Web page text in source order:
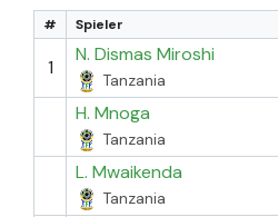
# Spieler
1
N. Dismas Miroshi
Tanzania
H. Mnoga
Tanzania
L. Mwaikenda
Tanzania